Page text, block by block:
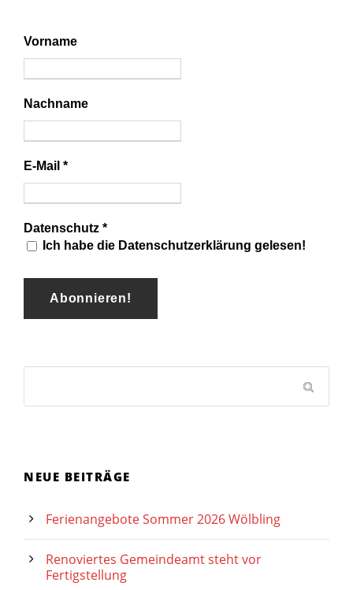
Vorname
Nachname
E-Mail *
Datenschutz *
Ich habe die Datenschutzerklärung gelesen!
NEUE BEITRÄGE
Ferienangebote Sommer 2026 Wölbling
Renoviertes Gemeindeamt steht vor
Fertigstellung